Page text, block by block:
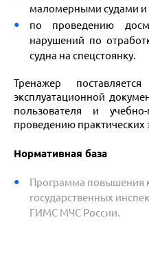
маломерными судами и
по проведению
нарушений по
судна на спецстоянку.
Тренажер
эксплуатационной
пользователя и
проведению практических
Нормативная база
Программа повышения
государственных
ГИМС МЧС России.